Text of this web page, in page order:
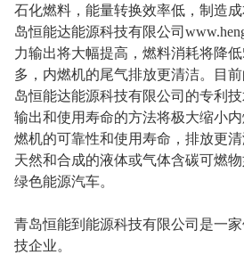
石化燃料，能量转换效率低，制造
岛恒能达能源科技有限公司
力输出将大幅提高，燃料消耗将降
多，内燃机的尾气排放更清洁。目
岛恒能达能源科技有限公司的专利
输出和使用寿命的方法将极大缩小
燃机的可靠性和使用寿命，排放更
天然和合成的液体或气体含碳可燃
绿色能源汽车。
青岛恒能到能源科技有限公司是一
技企业。